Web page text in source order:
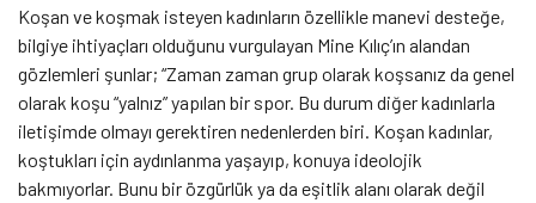
Koşan ve koşmak isteyen kadınların özellikle manevi desteğe,
bilgiye ihtiyaçları olduğunu vurgulayan Mine Kılıç’ın alandan
gözlemleri şunlar; “Zaman zaman grup olarak koşsanız da genel
olarak koşu “yalnız” yapılan bir spor. Bu durum diğer kadınlarla
iletişimde olmayı gerektiren nedenlerden biri. Koşan kadınlar,
koştukları için aydınlanma yaşayıp, konuya ideolojik
bakmıyorlar. Bunu bir özgürlük ya da eşitlik alanı olarak değil